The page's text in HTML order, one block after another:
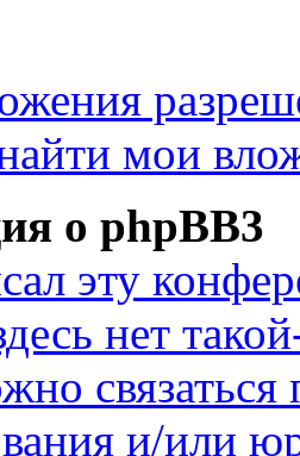
мои
о phpBB3
эту
нет
связаться
и/или